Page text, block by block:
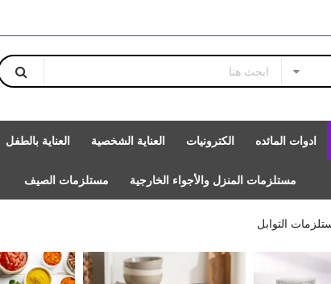
ادوات المائده الكترونيات العناية الشخصية العناية بالطفل
مستلزمات المنزل والأجواء الخارجية مستلزمات الصيف
التوابل